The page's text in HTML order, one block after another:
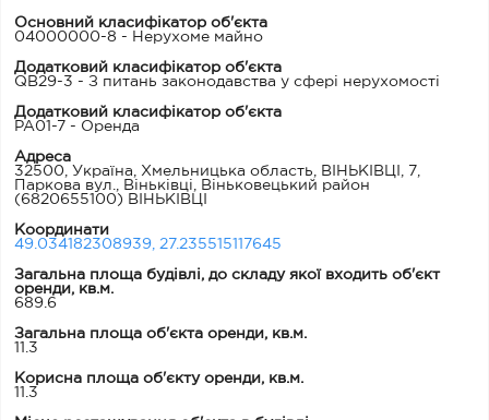
Основний класифікатор об'єкта
04000000-8 - Нерухоме майно
Додатковий класифікатор об'єкта
QB29-3 - З питань законодавства у сфері нерухомості
Додатковий класифікатор об'єкта
PA01-7 - Оренда
Адреса
32500, Україна, Хмельницька область, ВІНЬКІВЦІ, 7,
Паркова вул., Віньківці, Віньковецький район
(6820655100) ВІНЬКІВЦІ
Координати
49.034182308939, 27.235515117645
Загальна площа будівлі, до складу якої входить об'єкт
оренди, кв.м.
689.6
Загальна площа об'єкта оренди, кв.м.
11.3
Корисна площа об'єкту оренди, кв.м.
11.3